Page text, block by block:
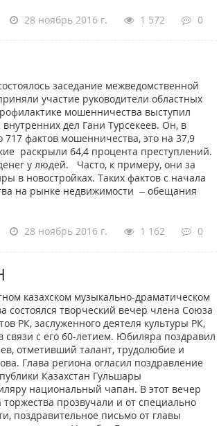
28 ноябрь 2016 г. 1 572 0
заседание межведомственной
участие руководители областных
мошенничества выступил
дел Гани Турсекеев. Он, в
717 фактов мошенничества, это на 37,9
раскрыли 64,4 процента преступлений.
у людей. Часто, к примеру, они за
в новостройках. Таких фактов с начала
на рынке недвижимости – обещания
28 ноябрь 2016 г. 1 162 0
казахском музыкально-драматическом
состоялся творческий вечер члена Союза
РК, заслуженного деятеля культуры РК,
с его 60-летием. Юбиляра поздравил
отметивший талант, трудолюбие и
Глава региона огласил поздравление
Казахстан Гульшары
национальный чапан. В этот вечер
прозвучали и от специально
поздравительное письмо от главы